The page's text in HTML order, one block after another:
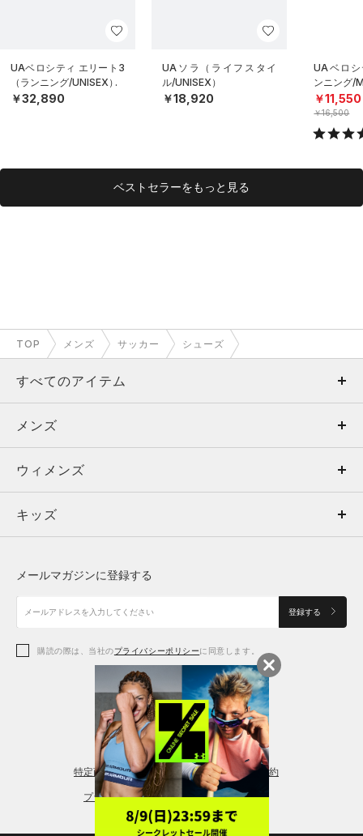
UAベロシティ エリート3
（ランニング/UNISEX）
￥32,890
UAソラ（ライフスタイ
ル/UNISEX）
￥18,920
UAベロ
ンニング/
￥11,550
￥16,500
ベストセラーをもっと見る
TOP メンズ サッカー シューズ
すべてのアイテム
メンズ
ウィメンズ
キッズ
アクセサリー
メンズ
トップス
ボトムス
アクセサリー
ウィメンズ
トップス
シューズ
アクセサリー
レギンス＆タイツ
キッズ
シューズ
メールマガジンに登録する
登録する
購読の際は、当社のプライバシーポリシーに同意します。
特定商取引法に基づく通販の表記 会員規約
プライバシーポリシー